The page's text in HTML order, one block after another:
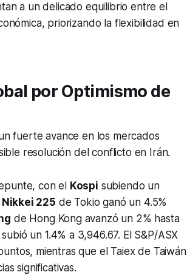
a un delicado equilibrio entre el
priorizando la flexibilidad en
por Optimismo de
fuerte avance en los mercados
resolución del conflicto en Irán.
con el Kospi subiendo un
Nikkei 225 de Tokio ganó un 4.5%
de Hong Kong avanzó un 2% hasta
un 1.4% a 3,946.67. El S&P/ASX
mientras que el Taiex de Taiwán
significativas.